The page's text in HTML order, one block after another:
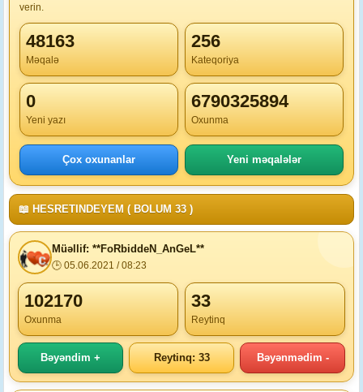
verin.
48163
Məqalə
256
Kateqoriya
0
Yeni yazı
6790325894
Oxunma
Çox oxunanlar Yeni məqalələr
📖 HESRETINDEYEM ( BOLUM 33 )
Müəllif: **FoRbiddeN_AnGeL**
🕒 05.06.2021 / 08:23
102170
Oxunma
33
Reytinq
Bəyəndim + Reytinq: 33 Bəyənmədim -